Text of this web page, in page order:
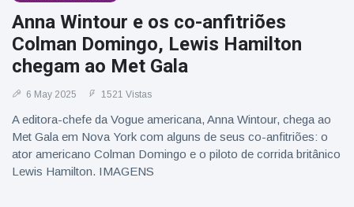
Anna Wintour e os co-anfitriões
Colman Domingo, Lewis Hamilton
chegam ao Met Gala
6 May 2025 1521 Vistas
A editora-chefe da Vogue americana, Anna Wintour, chega ao
Met Gala em Nova York com alguns de seus co-anfitriões: o
ator americano Colman Domingo e o piloto de corrida britânico
Lewis Hamilton. IMAGENS